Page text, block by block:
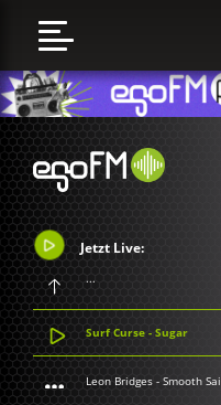
Jetzt Live:
...
Surf Curse - Sugar
Leon Bridges - Smooth